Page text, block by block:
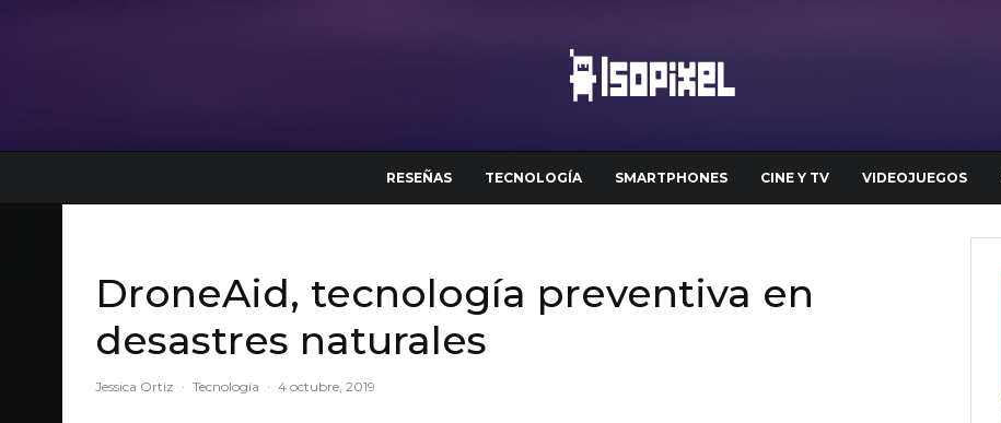
RESEÑAS TECNOLOGÍA SMARTPHONES CINE Y TV VIDEOJUEGOS
DroneAid, tecnología preventiva en
desastres naturales
Jessica Ortiz · Tecnología · 4 octubre, 2019